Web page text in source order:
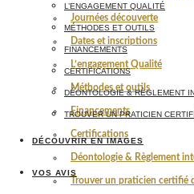
Journées découverte
Dates et inscriptions
L’engagement Qualité
Méthodes et outils
Financements
Certifications
Déontologie & Règlement
Trouver un praticien certifié
L’ENGAGEMENT QUALITÉ
MÉTHODES ET OUTILS
FINANCEMENTS
CERTIFICATIONS
DÉONTOLOGIE & RÈGLEMENT
TROUVER UN PRATICIEN
DÉCOUVRIR EN IMAGES
VOS AVIS